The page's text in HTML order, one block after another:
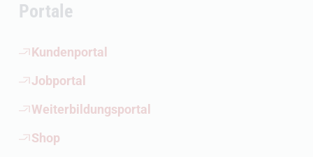
Portale
Kundenportal
(Öffnet externen Link)
Jobportal
(Öffnet externen Link)
Weiterbildungsportal
(Öffnet externen Link)
Shop
(Öffnet externen Link)